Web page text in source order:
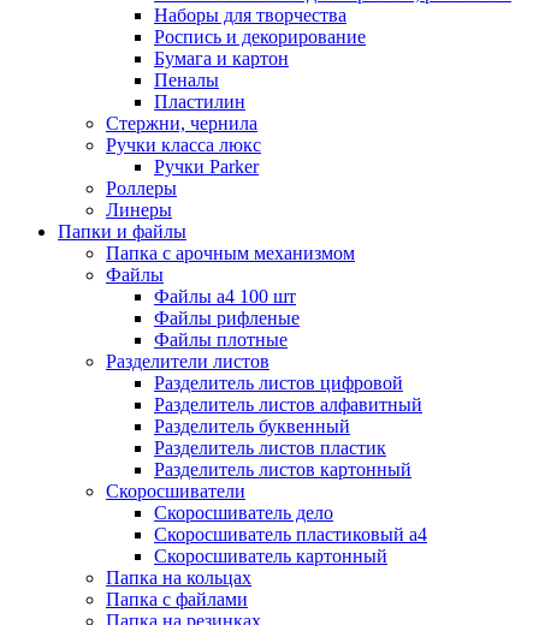
Наборы для творчества
Роспись и декорирование
Бумага и картон
Пеналы
Пластилин
Стержни, чернила
Ручки класса люкс
Ручки Parker
Роллеры
Линеры
Папки и файлы
Папка с арочным механизмом
Файлы
Файлы а4 100 шт
Файлы рифленые
Файлы плотные
Разделители листов
Разделитель листов цифровой
Разделитель листов алфавитный
Разделитель буквенный
Разделитель листов пластик
Разделитель листов картонный
Скоросшиватели
Скоросшиватель дело
Скоросшиватель пластиковый а4
Скоросшиватель картонный
Папка на кольцах
Папка с файлами
Папка на резинках